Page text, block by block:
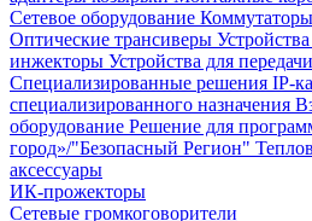
Сетевое оборудование Коммутаторы
Оптические трансиверы
инжекторы Устройства для
Специализированные решения IP-
специализированного назначения
оборудование Решение для
город»/"Безопасный Регион"
аксессуары
ИК-прожекторы
Сетевые громкоговорители